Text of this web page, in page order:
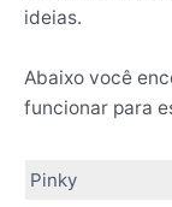
ideias.
Abaixo você
funcionar para
Pinky